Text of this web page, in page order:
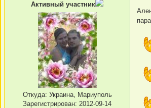
Активный участник
Откуда: Украина, Мариуполь
Зарегистрирован: 2012-09-14